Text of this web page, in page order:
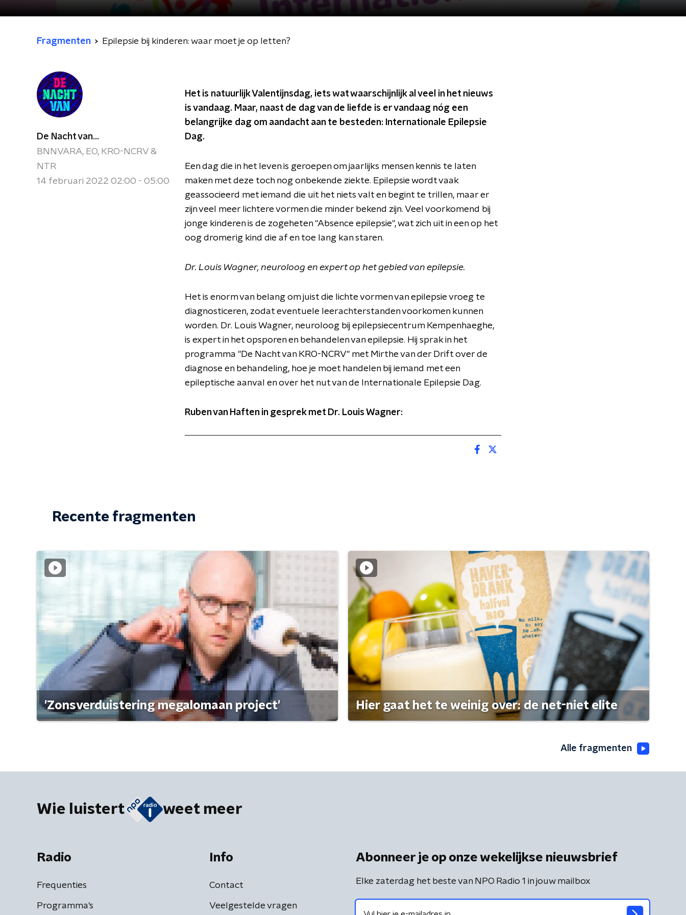
Fragmenten Epilepsie bij kinderen: waar moet je op letten?
De Nacht van...
BNNVARA, EO, KRO-NCRV &
NTR
14 februari 2022 02:00 - 05:00
Het is natuurlijk Valentijnsdag, iets wat waarschijnlijk al veel in het nieuws
is vandaag. Maar, naast de dag van de liefde is er vandaag nóg een
belangrijke dag om aandacht aan te besteden: Internationale Epilepsie
Dag.
Een dag die in het leven is geroepen om jaarlijks mensen kennis te laten
maken met deze toch nog onbekende ziekte. Epilepsie wordt vaak
geassocieerd met iemand die uit het niets valt en begint te trillen, maar er
zijn veel meer lichtere vormen die minder bekend zijn. Veel voorkomend bij
jonge kinderen is de zogeheten "Absence epilepsie", wat zich uit in een op het
oog dromerig kind die af en toe lang kan staren.
Dr. Louis Wagner, neuroloog en expert op het gebied van epilepsie.
Het is enorm van belang om juist die lichte vormen van epilepsie vroeg te
diagnosticeren, zodat eventuele leerachterstanden voorkomen kunnen
worden. Dr. Louis Wagner, neuroloog bij epilepsiecentrum Kempenhaeghe,
is expert in het opsporen en behandelen van epilepsie. Hij sprak in het
programma "De Nacht van KRO-NCRV" met Mirthe van der Drift over de
diagnose en behandeling, hoe je moet handelen bij iemand met een
epileptische aanval en over het nut van de Internationale Epilepsie Dag.
Ruben van Haften in gesprek met Dr. Louis Wagner:
Recente fragmenten
'Zonsverduistering megalomaan project' Hier gaat het te weinig over: de net-niet elite
Alle fragmenten
Wie luistert weet meer
Radio
Frequenties
Programma's
Info
Contact
Veelgestelde vragen
Abonneer je op onze wekelijkse nieuwsbrief
Elke zaterdag het beste van NPO Radio 1 in jouw mailbox